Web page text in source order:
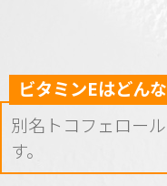
ビタミンEはどん
別名トコフェロー
す。